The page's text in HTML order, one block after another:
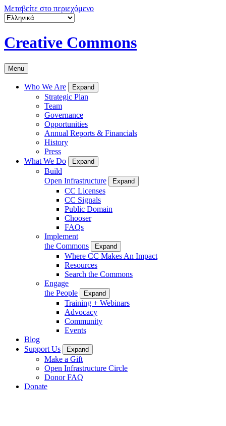
Μεταβείτε στο περιεχόμενο
Creative Commons
Menu
Who We Are Expand
Strategic Plan
Team
Governance
Opportunities
Annual Reports & Financials
History
Press
What We Do
Expand
Build
Open Infrastructure
Expand
CC Licenses
CC Signals
Public Domain
Chooser
FAQs
Implement
the Commons
Expand
Where CC Makes An Impact
Resources
Search the Commons
Engage
the People
Expand
Training + Webinars
Advocacy
Community
Events
Blog
Support Us
Expand
Make a Gift
Open Infrastructure Circle
Donor FAQ
Donate